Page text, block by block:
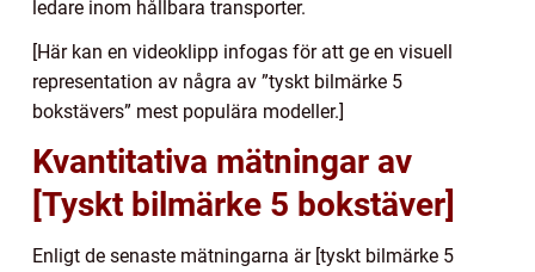
ledare inom hållbara transporter.
[Här kan en videoklipp infogas för att ge en visuell
representation av några av ”tyskt bilmärke 5
bokstävers” mest populära modeller.]
Kvantitativa mätningar av
[Tyskt bilmärke 5 bokstäver]
Enligt de senaste mätningarna är [tyskt bilmärke 5